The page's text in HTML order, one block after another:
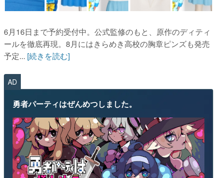
6月16日まで予約受付中。公式監修のもと、原作のディティ
ールを徹底再現。8月にはきらめき高校の胸章ピンズも発売
予定... [続きを読む]
AD
勇者パーティはぜんめつしました。